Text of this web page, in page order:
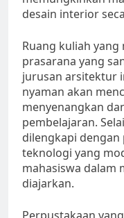
desain interior
Ruang kuliah
prasarana yang
jurusan arsitektur
nyaman akan
menyenangkan
pembelajaran.
dilengkapi
teknologi yang
mahasiswa dalam
diajarkan.